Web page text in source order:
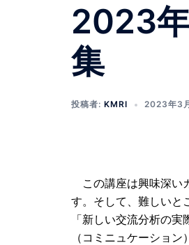
2023
集
投稿者: KMRI 2023年3
この講座は興味深い
す。そして、難しいと
「新しい交流分析の
（コミニュケーショ